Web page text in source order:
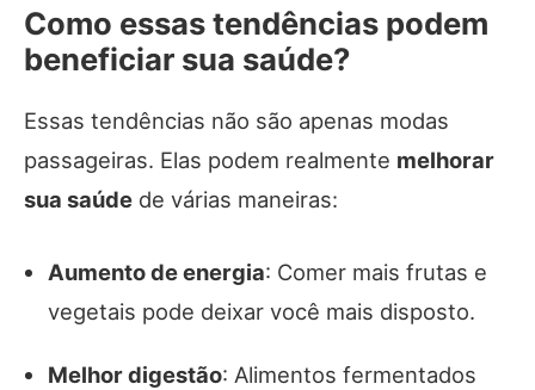
Como essas tendências podem
beneficiar sua saúde?
Essas tendências não são apenas modas
passageiras. Elas podem realmente melhorar
sua saúde de várias maneiras:
Aumento de energia: Comer mais frutas e
vegetais pode deixar você mais disposto.
Melhor digestão: Alimentos fermentados